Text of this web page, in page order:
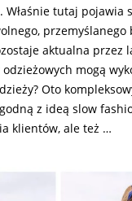
tutaj pojawia
przemyślanego
aktualna przez
mogą
Oto
z ideą slow
klientów, ale też …